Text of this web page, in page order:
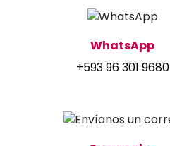
WhatsApp
+593 96 301 9680